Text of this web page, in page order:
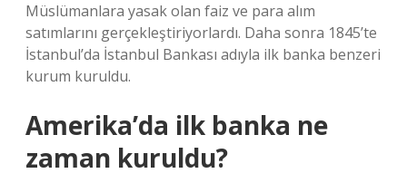
Müslümanlara yasak olan faiz ve para alım
satımlarını gerçekleştiriyorlardı. Daha sonra 1845’te
İstanbul’da İstanbul Bankası adıyla ilk banka benzeri
kurum kuruldu.
Amerika’da ilk banka ne
zaman kuruldu?